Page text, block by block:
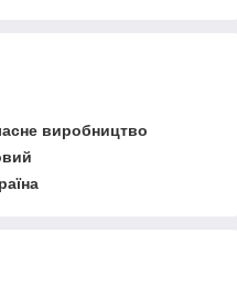
виробництво